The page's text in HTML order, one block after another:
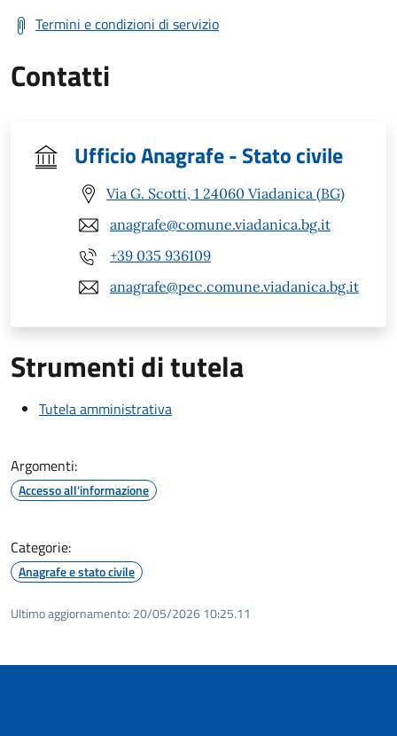
Termini e condizioni di servizio
Contatti
Ufficio Anagrafe - Stato civile
Via G. Scotti, 1 24060 Viadanica (BG)
anagrafe@comune.viadanica.bg.it
+39 035 936109
anagrafe@pec.comune.viadanica.bg.it
Strumenti di tutela
Tutela amministrativa
Argomenti:
Accesso all'informazione
Categorie:
Anagrafe e stato civile
Ultimo aggiornamento: 20/05/2026 10:25.11